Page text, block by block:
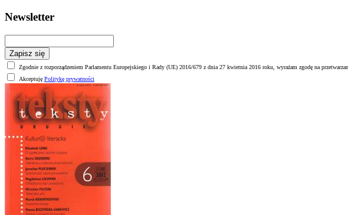
Newsletter
Zgodnie z rozporządzeniem Parlamentu Europejskiego i Rady (UE) 2016/679 z dnia 27 kwietnia 2016 roku, wyrażam zgodę na
Akceptuję Politykę prywatności